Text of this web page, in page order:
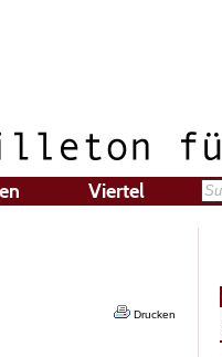
Viertel
Drucken